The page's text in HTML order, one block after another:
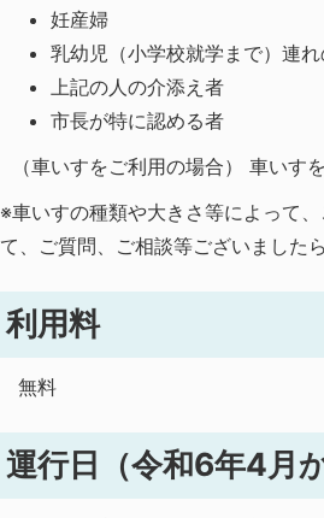
妊産婦
乳幼児（小学校就学まで）連れ
上記の人の介添え者
市長が特に認める者
（車いすをご利用の場合） 車いす
※車いすの種類や大きさ等によって
て、ご質問、ご相談等ございました
利用料
無料
運行日（令和6年4月